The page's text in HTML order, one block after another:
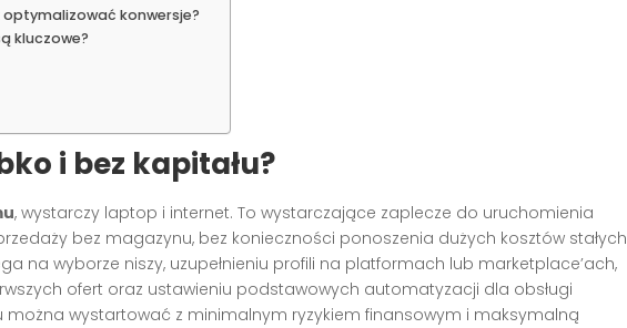
konwersje?
kluczowe?
i bez kapitału?
, wystarczy laptop i internet. To wystarczające zaplecze do uruchomienia
bez magazynu, bez konieczności ponoszenia dużych kosztów stałych
na wyborze niszy, uzupełnieniu profili na platformach lub marketplace’ach,
ofert oraz ustawieniu podstawowych automatyzacji dla obsługi
można wystartować z minimalnym ryzykiem finansowym i maksymalną